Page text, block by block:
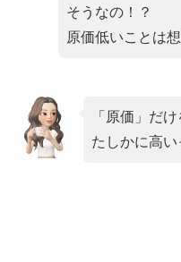
そうなの！？
原価低いことは
「原価」だ
たしかに高い